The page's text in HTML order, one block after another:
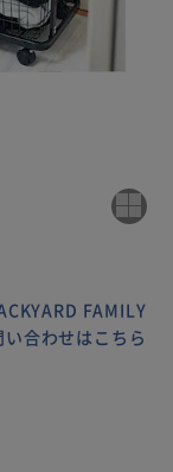
FAMILY
い合わせはこちら